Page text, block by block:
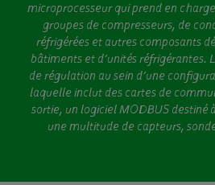
microprocesseur qui prend en
groupes de compresseurs, de
réfrigérées et autres composants
bâtiments et d’unités réfrigérantes.
de régulation au sein d’une
laquelle inclut des cartes de
sortie, un logiciel MODBUS destiné
une multitude de capteurs,